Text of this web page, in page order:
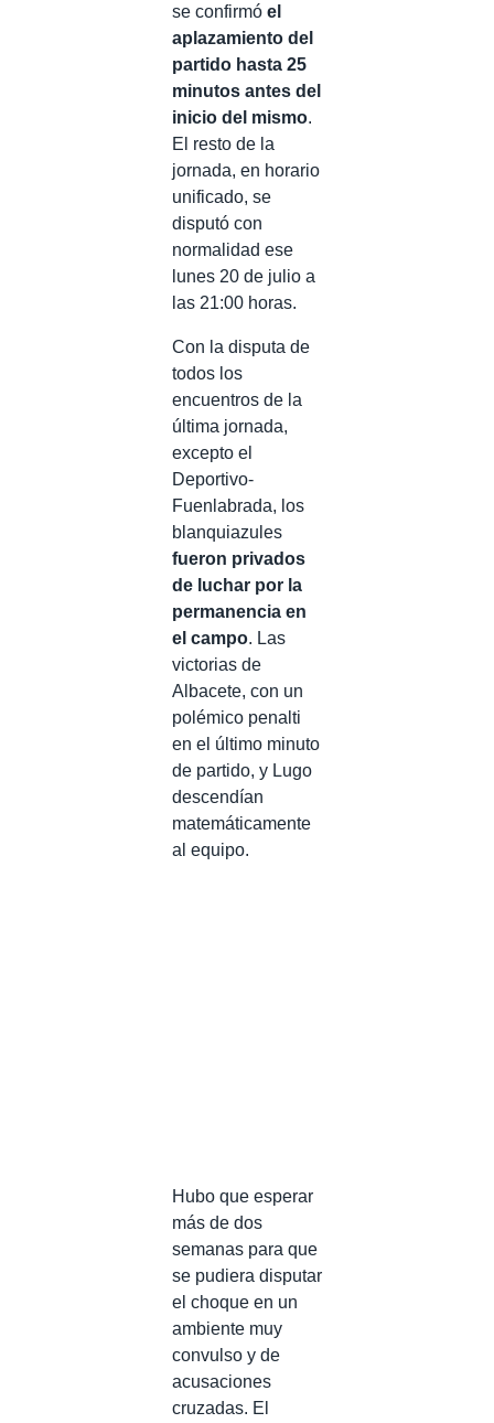
se confirmó el
aplazamiento del
partido hasta 25
minutos antes del
inicio del mismo.
El resto de la
jornada, en horario
unificado, se
disputó con
normalidad ese
lunes 20 de julio a
las 21:00 horas.
Con la disputa de
todos los
encuentros de la
última jornada,
excepto el
Deportivo-
Fuenlabrada, los
blanquiazules
fueron privados
de luchar por la
permanencia en
el campo. Las
victorias de
Albacete, con un
polémico penalti
en el último minuto
de partido, y Lugo
descendían
matemáticamente
al equipo.
Hubo que esperar
más de dos
semanas para que
se pudiera disputar
el choque en un
ambiente muy
convulso y de
acusaciones
cruzadas. El